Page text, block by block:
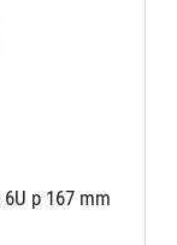
p 167 mm